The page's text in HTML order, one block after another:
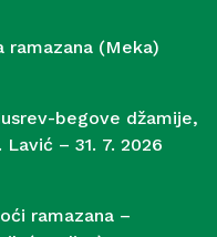
ramazana (Meka)
begove džamije,
– 31. 7. 2026
ramazana –